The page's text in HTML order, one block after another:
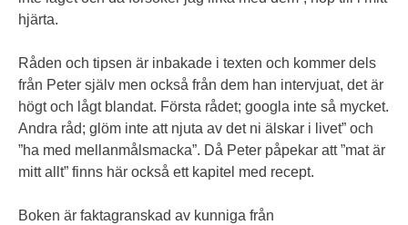
hjärta.
Råden och tipsen är inbakade i texten och kommer dels
från Peter själv men också från dem han intervjuat, det är
högt och lågt blandat. Första rådet; googla inte så mycket.
Andra råd; glöm inte att njuta av det ni älskar i livet” och
”ha med mellanmålsmacka”. Då Peter påpekar att ”mat är
mitt allt” finns här också ett kapitel med recept.
Boken är faktagranskad av kunniga från